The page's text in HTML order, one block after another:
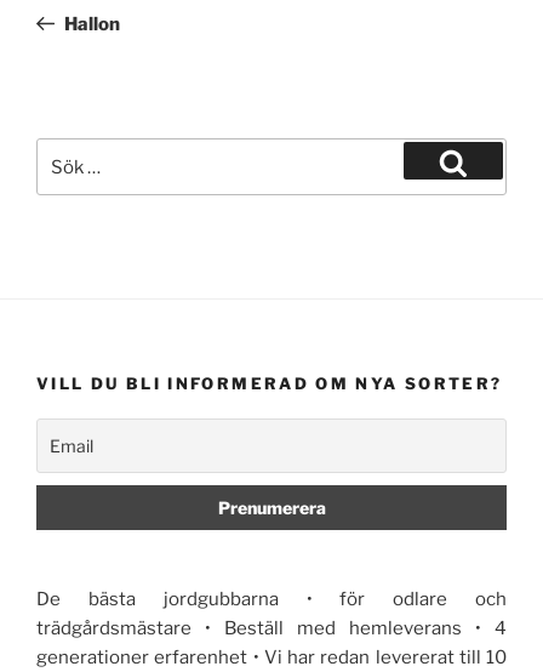
inläggHallon
efter:
Sök
VILL DU BLI INFORMERAD OM NYA SORTER?
De bästa jordgubbarna • för odlare och
trädgårdsmästare • Beställ med hemleverans • 4
generationer erfarenhet • Vi har redan levererat till 10